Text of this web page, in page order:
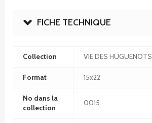
FICHE TECHNIQUE
Collection VIE DES HUGUENOTS
Format 15x22
No dans la
collection
0015